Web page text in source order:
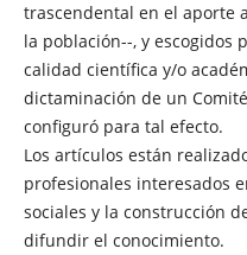
trascendental en el aporte
la población--, y escogidos
calidad científica y/o
dictaminación de un
configuró para tal efecto.
Los artículos están
profesionales interesados
sociales y la construcción
difundir el conocimiento.